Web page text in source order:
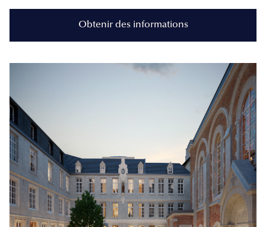
Obtenir des informations